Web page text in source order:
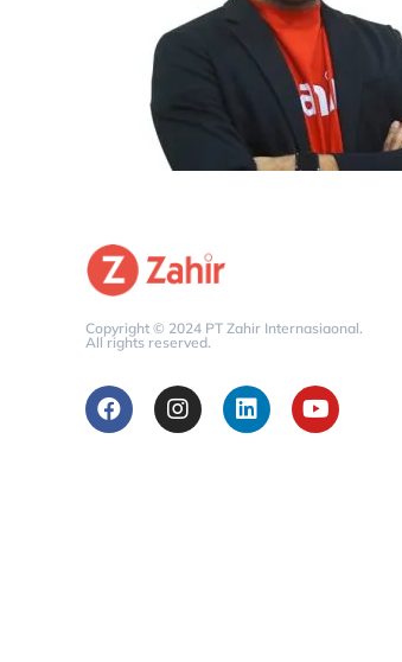
Copyright © 2024 PT Zahir Internasiaonal.
All rights reserved.